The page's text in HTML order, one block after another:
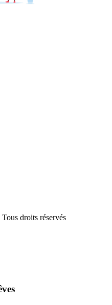
droits réservés